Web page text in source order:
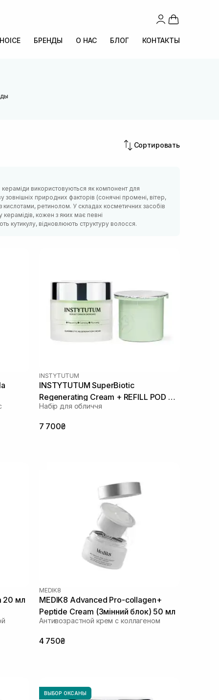
БРЕНДЫ О НАС БЛОГ КОНТАКТЫ
Сортировать
кераміди використовуються як компонент для
природних факторів (сонячні промені, вітер,
кислотами, ретинолом. У складах косметичних засобів
кожен з яких має певні
кутикулу, відновлюють структуру волосся.
INSTYTUTUM
INSTYTUTUM SuperBiotic
Regenerating Cream + REFILL POD 50
мл, 50 мл
Набір для обличчя
7 700₴
20 мл
MEDIK8
MEDIK8 Advanced Pro-collagen+
Peptide Cream (Змінний блок) 50 мл
Антивозрастной крем с коллагеном
4 750₴
ВЫБОР ОКСАНЫ